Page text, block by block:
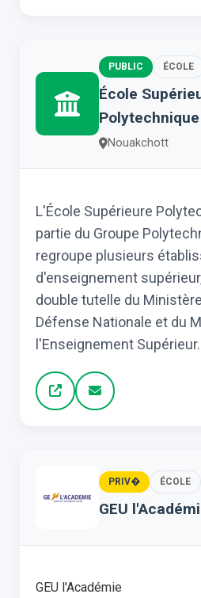
PUBLIC ÉCOLE
École
Polytechnique
Nouakchott
L'École Supérieure
partie du Groupe
regroupe plusieurs
d'enseignement
double tutelle du
Défense Nationale et du
l'Enseignement Supérieur.
PRIV� ÉCOLE
GEU
GEU l'Académie